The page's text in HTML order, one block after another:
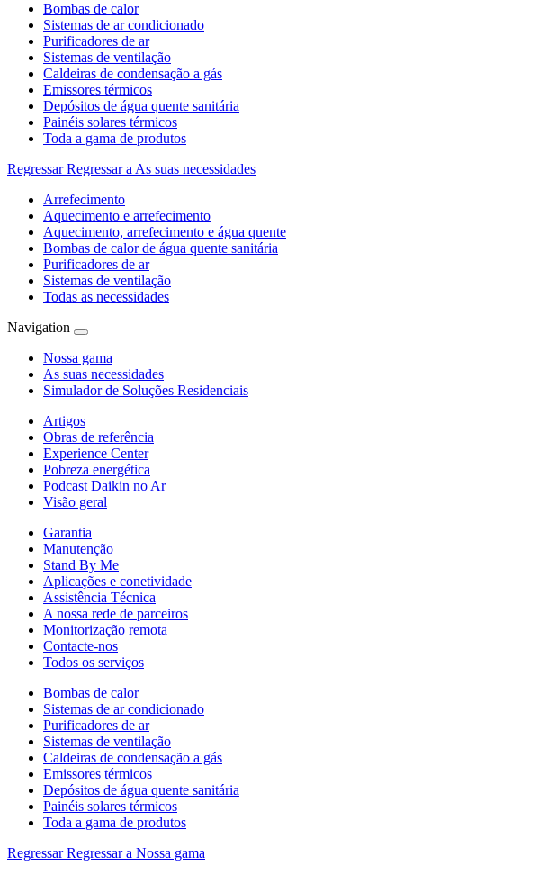
Bombas de calor
Sistemas de ar condicionado
Purificadores de ar
Sistemas de ventilação
Caldeiras de condensação a gás
Emissores térmicos
Depósitos de água quente sanitária
Painéis solares térmicos
Toda a gama de produtos
Regressar Regressar a As suas necessidades
Arrefecimento
Aquecimento e arrefecimento
Aquecimento, arrefecimento e água quente
Bombas de calor de água quente sanitária
Purificadores de ar
Sistemas de ventilação
Todas as necessidades
Navigation
Nossa gama
As suas necessidades
Simulador de Soluções Residenciais
Artigos
Obras de referência
Experience Center
Pobreza energética
Podcast Daikin no Ar
Visão geral
Garantia
Manutenção
Stand By Me
Aplicações e conetividade
Assistência Técnica
A nossa rede de parceiros
Monitorização remota
Contacte-nos
Todos os serviços
Bombas de calor
Sistemas de ar condicionado
Purificadores de ar
Sistemas de ventilação
Caldeiras de condensação a gás
Emissores térmicos
Depósitos de água quente sanitária
Painéis solares térmicos
Toda a gama de produtos
Regressar Regressar a Nossa gama